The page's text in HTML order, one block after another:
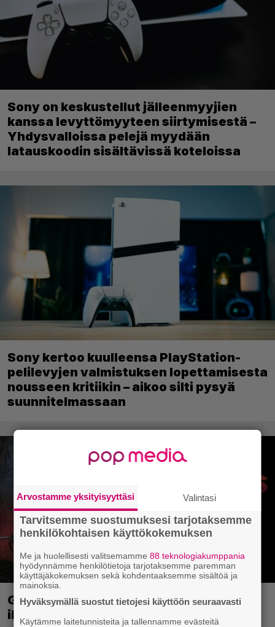
Sony on keskustellut jälleenmyyjien
kanssa levyttömyyteen siirtymisestä –
Yhdysvalloissa pelejä myydään
latauskoodin sisältävissä koteloissa
Sony kertoo kuulleensa PlayStation-
pelilevyjen valmistuksen lopettamisesta
nousseen kritiikin – aikoo silti pysyä
suunnitelmassaan
Ghost Recon 25 vuotta: nappaa nyt
ilmaiseksi Ghost Recon: Future Soldier
Arvostamme yksityisyyttäsi Valintasi
Tarvitsemme suostumuksesi tarjotaksemme
henkilökohtaisen käyttökokemuksen
Me ja huolellisesti valitsemamme88 teknologiakumppania
hyödynnämme henkilötietoja tarjotaksemme paremman
käyttäjäkokemuksen sekä kohdentaaksemme sisältöä ja
mainoksia.
Hyväksymällä suostut tietojesi käyttöön seuraavasti
Käytämme laitetunnisteita ja tallennamme evästeitä